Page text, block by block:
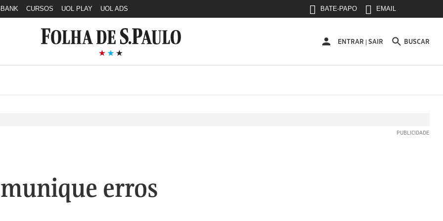
CURSOS UOL PLAY UOL ADS BATE-PAPO EMAIL
ENTRAR
ENTRAR | SAIR BUSCAR
erros